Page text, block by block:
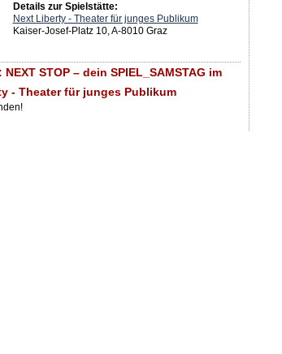
Details zur Spielstätte:
Next Liberty - Theater für junges Publikum
Kaiser-Josef-Platz 10, A-8010 Graz
STOP – dein SPIEL_SAMSTAG im
- Theater für junges Publikum